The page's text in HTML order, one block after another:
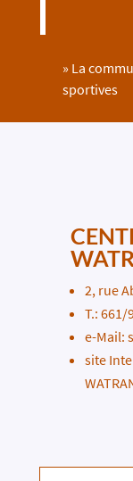
» La
sportives
2, rue
T.: 661/
e-Mail:
site